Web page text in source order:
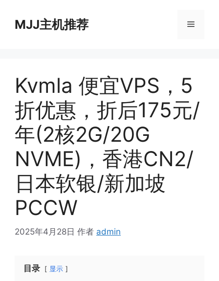
MJJ主机推荐 菜
Kvmla 便宜VPS，5
折优惠，折后175元/
年(2核2G/20G
NVME)，香港CN2/
日本软银/新加坡
PCCW
2025年4月28日 作者 admin
目录 显示